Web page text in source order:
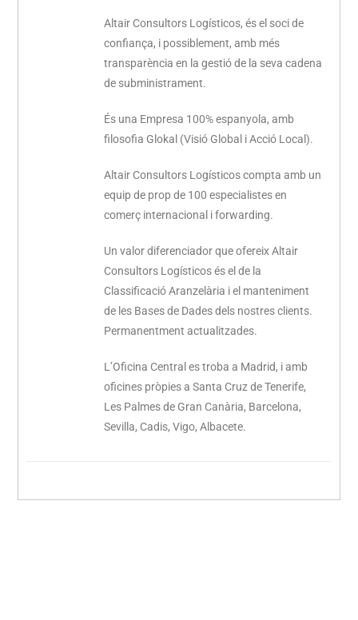
Altair Consultors Logísticos, és el soci de
confiança, i possiblement, amb més
transparència en la gestió de la seva cadena
de subministrament.
És una Empresa 100% espanyola, amb
filosofia Glokal (Visió Global i Acció Local).
Altair Consultors Logísticos compta amb un
equip de prop de 100 especialistes en
comerç internacional i forwarding.
Un valor diferenciador que ofereix Altair
Consultors Logísticos és el de la
Classificació Aranzelària i el manteniment
de les Bases de Dades dels nostres clients.
Permanentment actualitzades.
L’Oficina Central es troba a Madrid, i amb
oficines pròpies a Santa Cruz de Tenerife,
Les Palmes de Gran Canària, Barcelona, ​​
Sevilla, Cadis, Vigo, Albacete.